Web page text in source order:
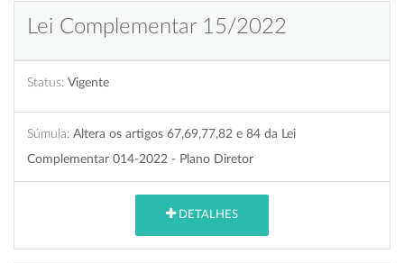
Lei Complementar 15/2022
Status: Vigente
Súmula: Altera os artigos 67,69,77,82 e 84 da Lei
Complementar 014-2022 - Plano Diretor
DETALHES